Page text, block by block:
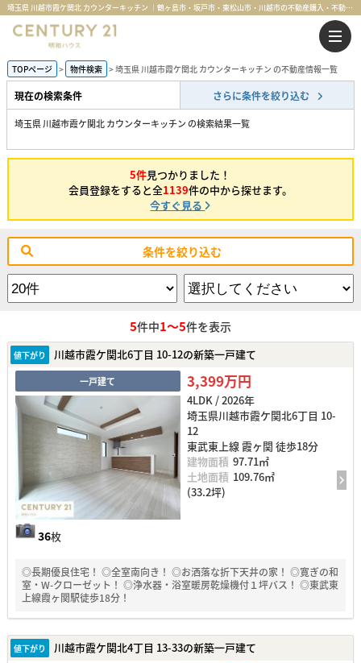
埼玉県 川越市霞ケ関北 カウンターキッチン ｜鶴ヶ島市・坂戸市・東松山市・川越市の不動産購入・不動産売却のことならセンチュリー21明和ハウス
TOPページ 物件検索 埼玉県 川越市霞ケ関北 カウンターキッチン の不動産情報一覧
現在の検索条件 さらに条件を絞り込む
埼玉県 川越市霞ケ関北 カウンターキッチン の検索結果一覧
5件見つかりました！
会員登録をすると全1139件の中から探せます。
今すぐ見る
条件を絞り込む
5件中1～5件を表示
値下がり 川越市霞ケ関北6丁目 10-12の新築一戸建て
一戸建て
36枚
3,399万円
4LDK / 2026年
埼玉県川越市霞ケ関北6丁目 10-
12
東武東上線 霞ヶ関 徒歩18分
建物面積 97.71㎡
土地面積 109.76㎡
(33.2坪)
◎長期優良住宅！ ◎全室南向き！ ◎お洒落な折下天井の家！ ◎寛ぎの和
室・W-クローゼット！ ◎浄水器・浴室暖房乾燥機付１坪バス！ ◎東武東
上線霞ヶ関駅徒歩18分！
値下がり 川越市霞ケ関北4丁目 13-33の新築一戸建て